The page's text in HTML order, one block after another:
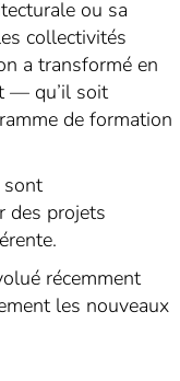
ou sa
collectivités
a transformé en
— qu’il soit
de formation
sont
des projets
récemment
les nouveaux